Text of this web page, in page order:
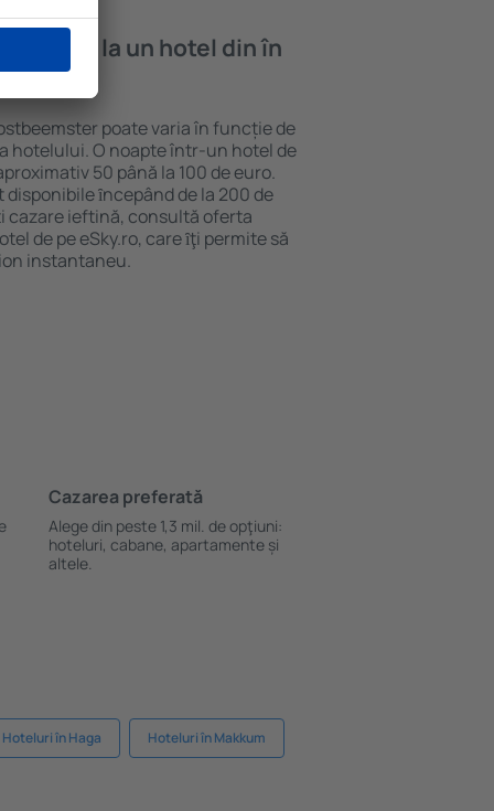
cazare la un hotel din în
poate varia în funcție de
hotelului. O noapte într-un hotel de
50 până la 100 de euro.
ȋncepând de la 200 de
cazare ieftină, consultă oferta
de pe eSky.ro, care ȋţi permite să
instantaneu.
Cazarea preferată
Alege din peste 1,3 mil. de opţiuni:
hoteluri, cabane, apartamente și
altele.
Hoteluri în Haga Hoteluri în Makkum